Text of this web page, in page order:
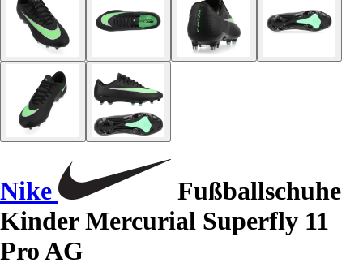
Nike
Fußballschuhe
Kinder Mercurial Superfly 11
Pro AG